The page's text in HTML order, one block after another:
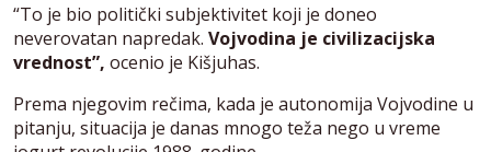
“To je bio politički subjektivitet koji je doneo
neverovatan napredak. Vojvodina je civilizacijska
vrednost”, ocenio je Kišjuhas.
Prema njegovim rečima, kada je autonomija Vojvodine u
pitanju, situacija je danas mnogo teža nego u vreme